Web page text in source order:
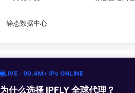
静态数据中心
LIVE · 90.4M+ IPs ONLINE
为什么选择 IPFLY 全球代理？